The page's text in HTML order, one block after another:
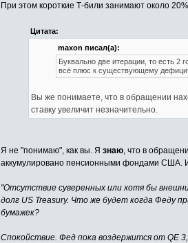
При этом короткие Т-били занимают около
Цитата:
maxon писал(а):
Буквально две итерации, то есть 2
всё плюс к существующему
Вы же понимаете, что в обращении
ставку увеличит незначительно.
Я не "понимаю", как вы. Я знаю, что в
аккумулировано пенсионными фондами США.
"Отсутствие суверенных или хотя бы
долг US Treasury. Что же будет когда Феду
бумажек?
Спокойствие. Фед пока воздержится от QE